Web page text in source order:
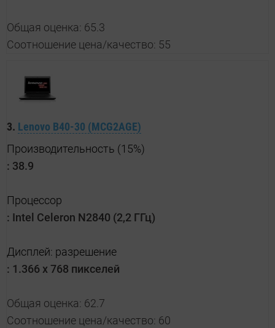
Общая оценка: 65.3
Соотношение цена/качество: 55
3. Lenovo B40-30 (MCG2AGE)
Производительность (15%)
: 38.9
Процессор
: Intel Celeron N2840 (2,2 ГГц)
Дисплей: разрешение
: 1.366 x 768 пикселей
Общая оценка: 62.7
Соотношение цена/качество: 60